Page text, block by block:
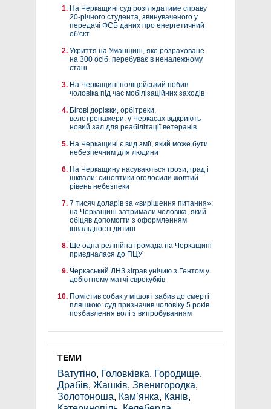
На Черкащині суд розглядатиме справу
20-річного студента, звинуваченого у
передачі ФСБ даних про енергетичний
об'єкт.
Укриття на Уманщині, яке розраховане
на 300 осіб, перебуває в неналежному
стані
На Черкащині поліцейський побив
чоловіка під час мобілізаційних заходів
Бігові доріжки, орбітреки,
велотренажери: у Черкасах відкриють
новий зал для реабілітації ветеранів
На Черкащині є вид змії, який може бути
небезпечним для людини
На Черкащину насуваються грози, град і
шквали: синоптики оголосили жовтий
рівень небезпеки
7 тисяч доларів за «вирішення питання»:
на Черкащині затримали чоловіка, який
обіцяв допомогти з оформленням
інвалідності дитині
Ще одна релігійна громада на Черкащині
приєдналася до ПЦУ
Черкаський ЛНЗ зіграв унічию з Гентом у
дебютному матчі єврокубків
Помістив собак у мішок і забив до смерті
пляшкою: суд призначив чоловіку 5 років
позбавлення волі з випробуванням
ТЕМИ
Ватутіно, Головківка, Городище,
Драбів, Жашків, Звенигородка,
Золотоноша, Кам’янка, Канів,